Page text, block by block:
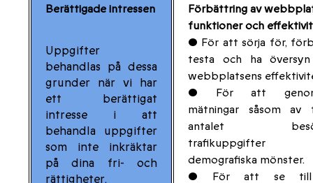
Berättigade intressen
Uppgifter
behandlas på dessa
grunder när vi har
ett berättigat
intresse i att
behandla uppgifter
som inte inkräktar
på dina fri- och
rättigheter.
Förbättring av
funktioner och
• För att sörja för,
testa och ha
webbplatsens
• För att
mätningar såsom av
antalet
trafikuppgifter
demografiska mönster.
• För att se